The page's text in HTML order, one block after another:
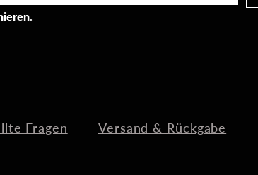
Fragen Versand & Rückgabe